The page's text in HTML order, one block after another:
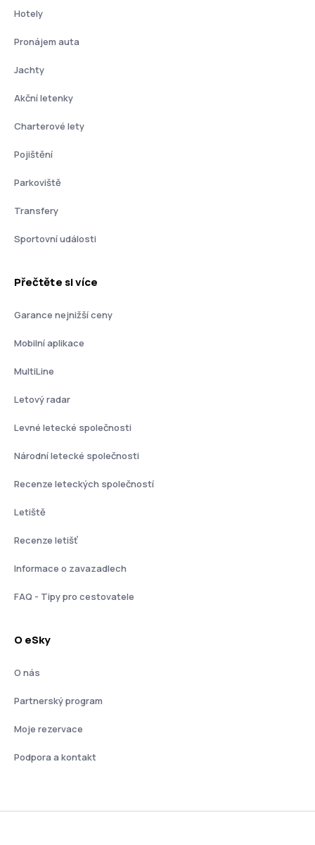
Hotely
Pronájem auta
Jachty
Akční letenky
Charterové lety
Pojištění
Parkoviště
Transfery
Sportovní události
Přečtěte si více
Garance nejnižší ceny
Mobilní aplikace
MultiLine
Letový radar
Levné letecké společnosti
Národní letecké společnosti
Recenze leteckých společností
Letiště
Recenze letišť
Informace o zavazadlech
FAQ - Tipy pro cestovatele
O eSky
O nás
Partnerský program
Moje rezervace
Podpora a kontakt